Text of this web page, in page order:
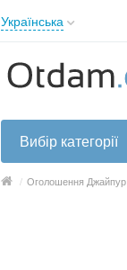
Українська
English
Русский
Українська
Вибір категорії
/ Оголошення Джайпур